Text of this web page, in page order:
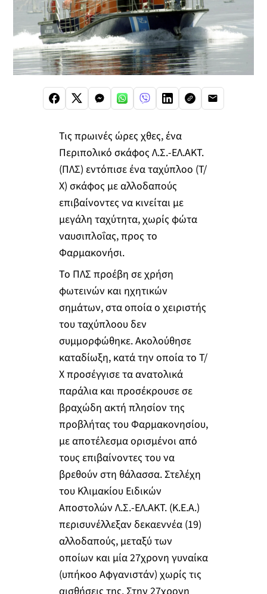
Τις πρωινές ώρες χθες, ένα
Περιπολικό σκάφος Λ.Σ.-ΕΛ.ΑΚΤ.
(ΠΛΣ) εντόπισε ένα ταχύπλοο (Τ/
Χ) σκάφος με αλλοδαπούς
επιβαίνοντες να κινείται με
μεγάλη ταχύτητα, χωρίς φώτα
ναυσιπλοΐας, προς το
Φαρμακονήσι.
Το ΠΛΣ προέβη σε χρήση
φωτεινών και ηχητικών
σημάτων, στα οποία ο χειριστής
του ταχύπλοου δεν
συμμορφώθηκε. Ακολούθησε
καταδίωξη, κατά την οποία το Τ/
Χ προσέγγισε τα ανατολικά
παράλια και προσέκρουσε σε
βραχώδη ακτή πλησίον της
προβλήτας του Φαρμακονησίου,
με αποτέλεσμα ορισμένοι από
τους επιβαίνοντες του να
βρεθούν στη θάλασσα. Στελέχη
του Κλιμακίου Ειδικών
Αποστολών Λ.Σ.-ΕΛ.ΑΚΤ. (Κ.Ε.Α.)
περισυνέλλεξαν δεκαεννέα (19)
αλλοδαπούς, μεταξύ των
οποίων και μία 27χρονη γυναίκα
(υπήκοο Αφγανιστάν) χωρίς τις